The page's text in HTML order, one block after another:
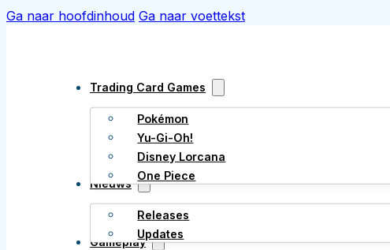
Ga naar hoofdinhoud Ga naar voettekst
Trading Card Games
Pokémon
Yu-Gi-Oh!
Disney Lorcana
One Piece
Nieuws
Releases
Updates
Gameplay